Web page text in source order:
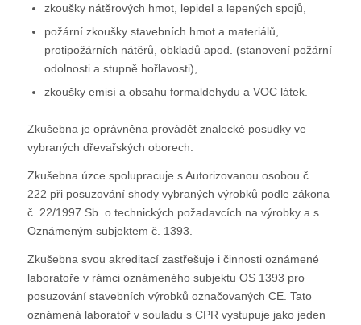
zkoušky nátěrových hmot, lepidel a lepených spojů,
požární zkoušky stavebních hmot a materiálů,
protipožárních nátěrů, obkladů apod. (stanovení požární
odolnosti a stupně hořlavosti),
zkoušky emisí a obsahu formaldehydu a VOC látek.
Zkušebna je oprávněna provádět znalecké posudky ve
vybraných dřevařských oborech.
Zkušebna úzce spolupracuje s Autorizovanou osobou č.
222 při posuzování shody vybraných výrobků podle zákona
č. 22/1997 Sb. o technických požadavcích na výrobky a s
Oznámeným subjektem č. 1393.
Zkušebna svou akreditací zastřešuje i činnosti oznámené
laboratoře v rámci oznámeného subjektu OS 1393 pro
posuzování stavebních výrobků označovaných CE. Tato
oznámená laboratoř v souladu s CPR vystupuje jako jeden